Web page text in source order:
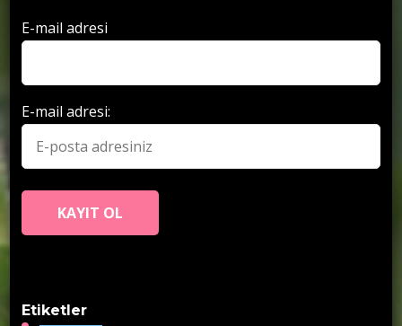
E-mail adresi
E-mail adresi:
Etiketler